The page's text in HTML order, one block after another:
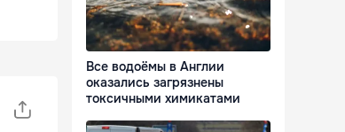
Все водоёмы в Англии
оказались загрязнены
токсичными химикатами